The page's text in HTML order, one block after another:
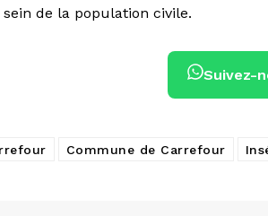
de la population civile.
Suivez-
Commune de Carrefour